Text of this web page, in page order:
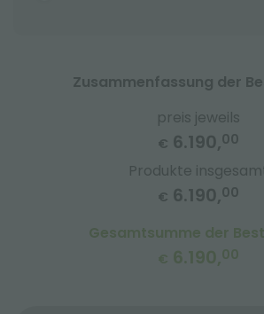
Zusammenfassung der
preis jeweils
€ 6.190,00
Produkte
€ 6.190,00
Gesamtsumme der
€ 6.190,00